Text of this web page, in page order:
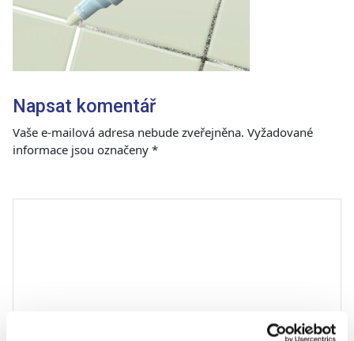
Napsat komentář
Vaše e-mailová adresa nebude zveřejněna. Vyžadované
informace jsou označeny *